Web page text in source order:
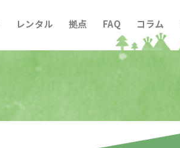
レンタル 拠点 FAQ コラム